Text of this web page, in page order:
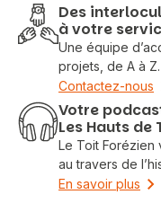
Des
à votre
Une équipe
projets, de A à Z.
Contactez-nous
Votre
Les Hauts de
Le Toit Forézien
au travers de
En savoir plus